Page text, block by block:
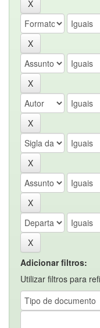
Adicionar filtros:
Utilizar filtros para